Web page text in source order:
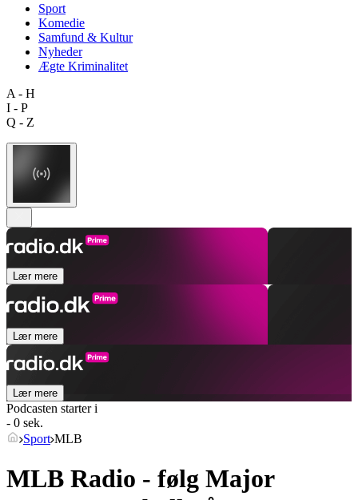
Sport
Komedie
Samfund & Kultur
Nyheder
Ægte Kriminalitet
A - H
I - P
Q - Z
Lær mere
Lær mere
Lær mere
Podcasten starter i
- 0 sek.
Sport MLB
MLB Radio - følg Major